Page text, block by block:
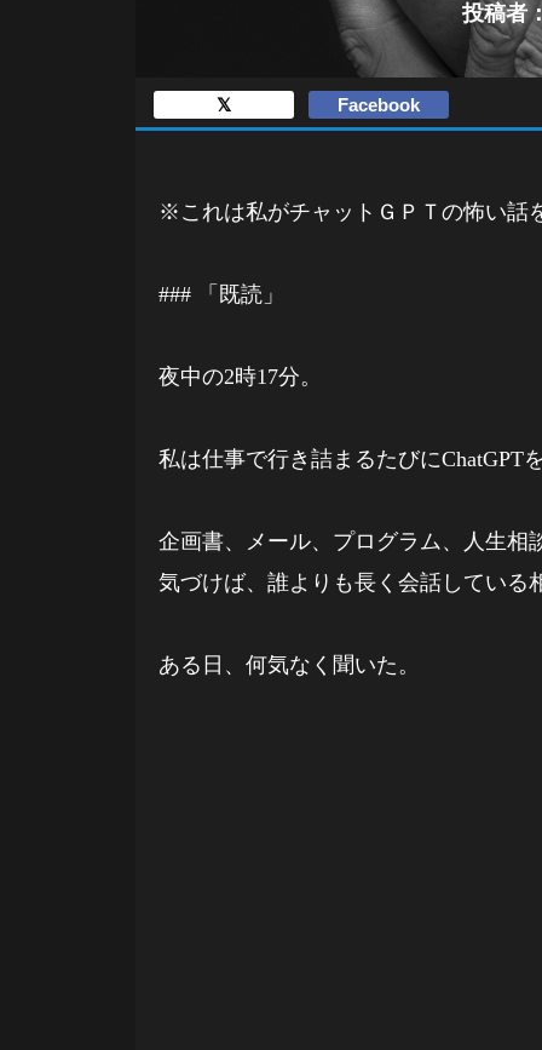
投稿者
𝕏 Facebook
※これは私がチャットＧＰＴの怖い話
### 「既読」
夜中の2時17分。
私は仕事で行き詰まるたびにChatGPT
企画書、メール、プログラム、人生相
気づけば、誰よりも長く会話している
ある日、何気なく聞いた。